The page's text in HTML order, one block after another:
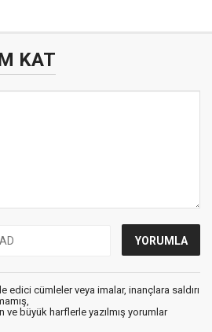
KAT
edici cümleler veya imalar, inançlara saldırı
ve büyük harflerle yazılmış yorumlar